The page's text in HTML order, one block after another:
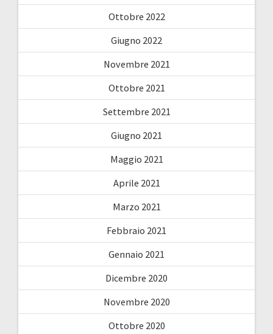
Ottobre 2022
Giugno 2022
Novembre 2021
Ottobre 2021
Settembre 2021
Giugno 2021
Maggio 2021
Aprile 2021
Marzo 2021
Febbraio 2021
Gennaio 2021
Dicembre 2020
Novembre 2020
Ottobre 2020